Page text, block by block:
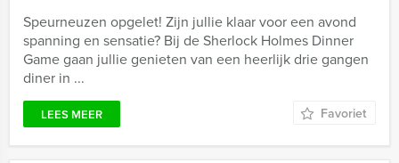
Speurneuzen opgelet! Zijn jullie klaar voor een avond
spanning en sensatie? Bij de Sherlock Holmes Dinner
Game gaan jullie genieten van een heerlijk drie gangen
diner in ...
LEES MEER Favoriet